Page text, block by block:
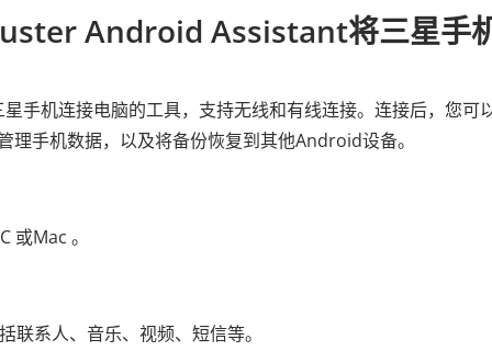
Android Assistant将三星手
手机连接电脑的工具，支持无线和有线连接。连接后，您可
理手机数据，以及将备份恢复到其他Android设备。
或Mac 。
系人、音乐、视频、短信等。